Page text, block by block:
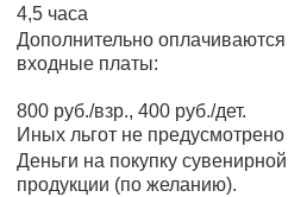
4,5 часа
Дополнительно оплачиваются
входные платы:
800 руб./взр., 400 руб./дет.
Иных льгот не предусмотрено
Деньги на покупку сувенирной
продукции (по желанию).